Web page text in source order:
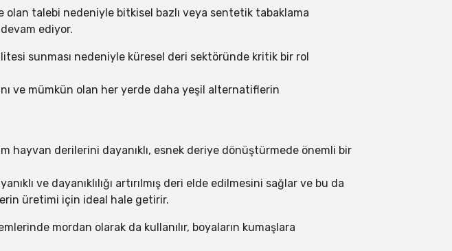
talebi nedeniyle bitkisel bazlı veya sentetik tabaklama
ediyor.
sunması nedeniyle küresel deri sektöründe kritik bir rol
ve mümkün olan her yerde daha yeşil alternatiflerin
hayvan derilerini dayanıklı, esnek deriye dönüştürmede önemli bir
ve dayanıklılığı artırılmış deri elde edilmesini sağlar ve bu da
üretimi için ideal hale getirir.
mordan olarak da kullanılır, boyaların kumaşlara